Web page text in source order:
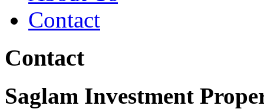
Contact
Contact
Saglam Investment